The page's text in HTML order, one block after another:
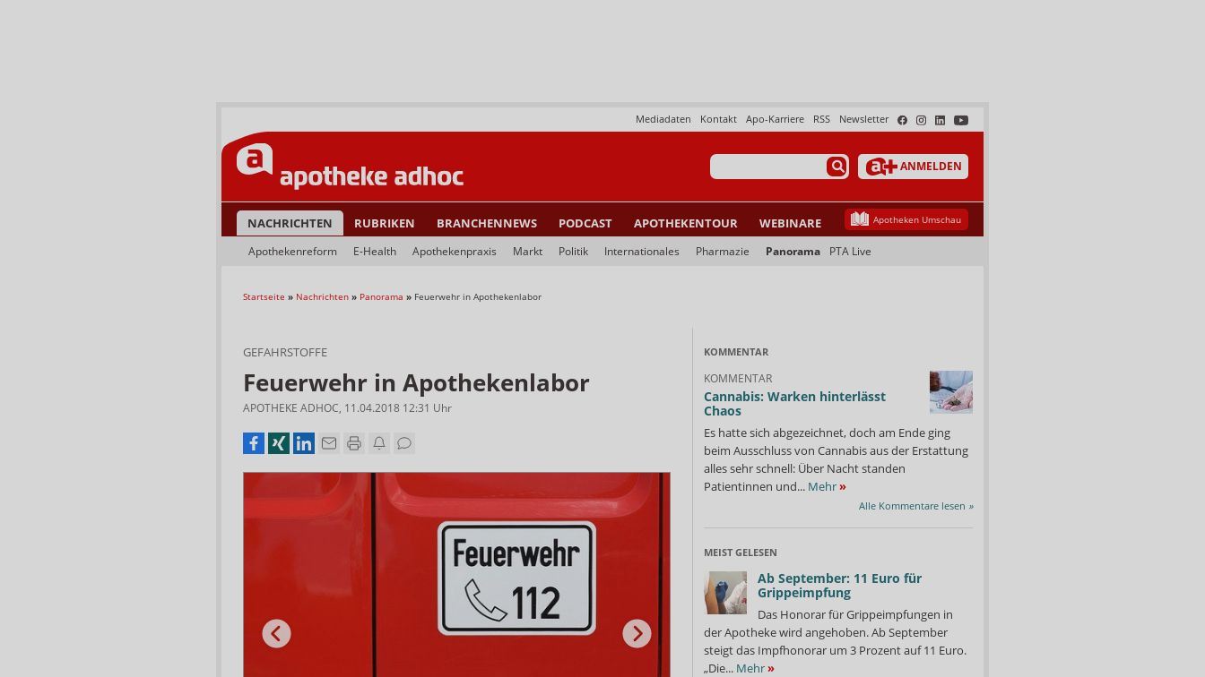
Newsletter
RSS
Apo-Karriere
Kontakt
Mediadaten
ANMELDEN
NACHRICHTEN RUBRIKEN BRANCHENNEWS PODCAST APOTHEKENTOUR WEBINARE Apotheken Umschau
Apothekenreform E-Health Apothekenpraxis Markt Politik Internationales Pharmazie Panorama PTA Live
Startseite » Nachrichten » Panorama » Feuerwehr in Apothekenlabor
GEFAHRSTOFFE
Feuerwehr in Apothekenlabor
APOTHEKE ADHOC, 11.04.2018 12:31 Uhr
KOMMENTAR
KOMMENTAR
Cannabis: Warken hinterlässt
Chaos
Es hatte sich abgezeichnet, doch am Ende ging
beim Ausschluss von Cannabis aus der Erstattung
alles sehr schnell: Über Nacht standen
Patientinnen und... Mehr»
Alle Kommentare lesen »
MEIST GELESEN
Ab September: 11 Euro für
Grippeimpfung
Das Honorar für Grippeimpfungen in
der Apotheke wird angehoben. Ab September
steigt das Impfhonorar um 3 Prozent auf 11 Euro.
„Die... Mehr»